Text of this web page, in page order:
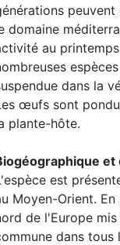
domaine
au
dans la
œufs sont
plante-hôte.
et
est
Moyen-Orient.
de l'Europe
dans tous